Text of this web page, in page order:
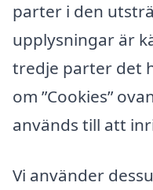
parter i den
upplysningar är
tredje parter det
om ”Cookies”
används till att
Vi använder